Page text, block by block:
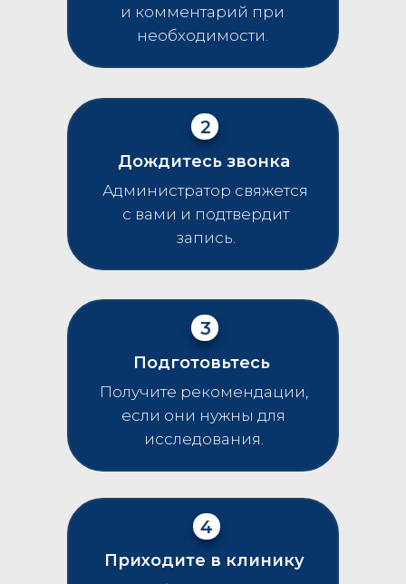
и комментарий при
необходимости.
Получите рекомендации,
если они нужны для
исследования.
Подготовьтесь
3
Приходите в клинику
4
Администратор свяжется
с вами и подтвердит
запись.
Дождитесь звонка
2